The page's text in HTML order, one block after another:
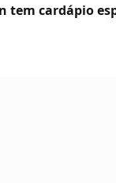
tem cardápio